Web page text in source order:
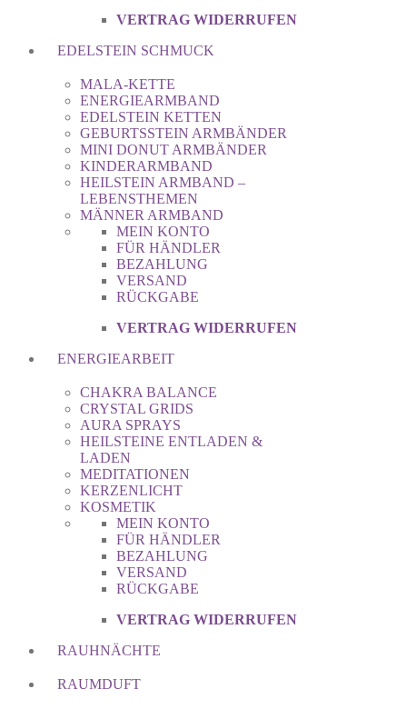
VERTRAG WIDERRUFEN
EDELSTEIN SCHMUCK
MALA-KETTE
ENERGIEARMBAND
EDELSTEIN KETTEN
GEBURTSSTEIN ARMBÄNDER
MINI DONUT ARMBÄNDER
KINDERARMBAND
HEILSTEIN ARMBAND –
LEBENSTHEMEN
MÄNNER ARMBAND
MEIN KONTO
FÜR HÄNDLER
BEZAHLUNG
VERSAND
RÜCKGABE
VERTRAG WIDERRUFEN
ENERGIEARBEIT
CHAKRA BALANCE
CRYSTAL GRIDS
AURA SPRAYS
HEILSTEINE ENTLADEN &
LADEN
MEDITATIONEN
KERZENLICHT
KOSMETIK
MEIN KONTO
FÜR HÄNDLER
BEZAHLUNG
VERSAND
RÜCKGABE
VERTRAG WIDERRUFEN
RAUHNÄCHTE
RAUMDUFT